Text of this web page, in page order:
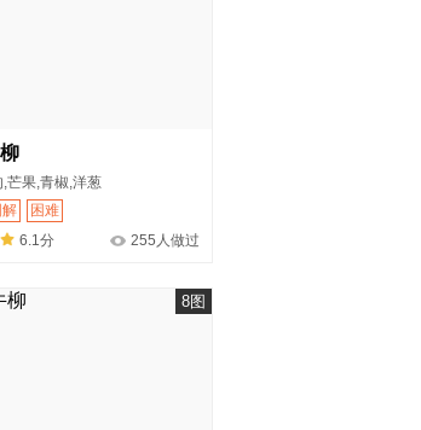
,芒果,青椒,洋葱
解
困难
6.1分
255人做过
8图